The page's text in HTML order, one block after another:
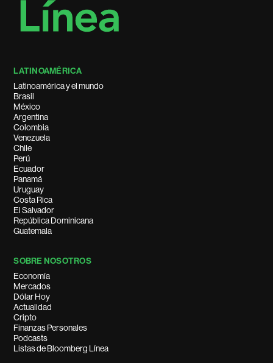
LATINOAMÉRICA
Latinoamérica y el mundo
Brasil
México
Argentina
Colombia
Venezuela
Chile
Perú
Ecuador
Panamá
Uruguay
Costa Rica
El Salvador
República Dominicana
Guatemala
SOBRE NOSOTROS
Economía
Mercados
Dólar Hoy
Actualidad
Cripto
Finanzas Personales
Podcasts
Listas de Bloomberg Línea